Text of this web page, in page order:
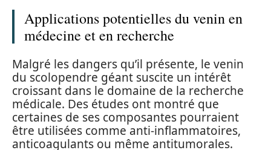
Applications potentielles du venin en
médecine et en recherche
Malgré les dangers qu’il présente, le venin
du scolopendre géant suscite un intérêt
croissant dans le domaine de la recherche
médicale. Des études ont montré que
certaines de ses composantes pourraient
être utilisées comme anti-inflammatoires,
anticoagulants ou même antitumorales.